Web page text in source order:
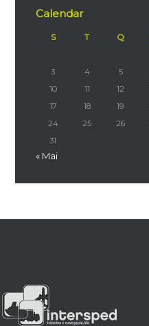
Calendar
S T Q
3
4 5
10
11 12
17
18 19
24
25 26
31
« Mai